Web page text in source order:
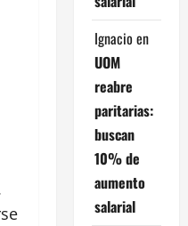
Ignacio en
UOM
reabre
paritarias:
buscan
10% de
aumento
salarial